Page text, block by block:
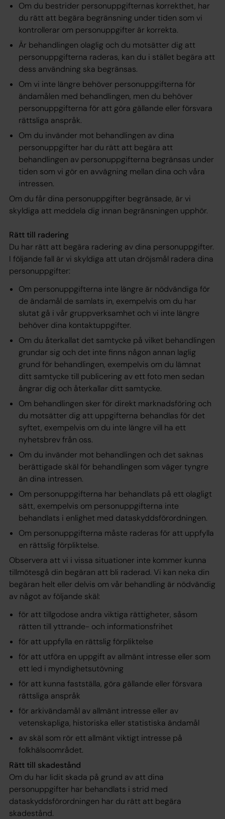
Om du bestrider personuppgifternas korrekthet, har
du rätt att begära begränsning under tiden som vi
kontrollerar om personuppgifter är korrekta.
Är behandlingen olaglig och du motsätter dig att
personuppgifterna raderas, kan du i stället begära att
dess användning ska begränsas.
Om vi inte längre behöver personuppgifterna för
ändamålen med behandlingen, men du behöver
personuppgifterna för att göra gällande eller försvara
rättsliga anspråk.
Om du invänder mot behandlingen av dina
personuppgifter har du rätt att begära att
behandlingen av personuppgifterna begränsas under
tiden som vi gör en avvägning mellan dina och våra
intressen.
Om du får dina personuppgifter begränsade, är vi
skyldiga att meddela dig innan begränsningen upphör.
Rätt till radering
Du har rätt att begära radering av dina personuppgifter.
I följande fall är vi skyldiga att utan dröjsmål radera dina
personuppgifter:
Om personuppgifterna inte längre är nödvändiga för
de ändamål de samlats in, exempelvis om du har
slutat gå i vår gruppverksamhet och vi inte längre
behöver dina kontaktuppgifter.
Om du återkallat det samtycke på vilket behandlingen
grundar sig och det inte finns någon annan laglig
grund för behandlingen, exempelvis om du lämnat
ditt samtycke till publicering av ett foto men sedan
ångrar dig och återkallar ditt samtycke.
Om behandlingen sker för direkt marknadsföring och
du motsätter dig att uppgifterna behandlas för det
syftet, exempelvis om du inte längre vill ha ett
nyhetsbrev från oss.
Om du invänder mot behandlingen och det saknas
berättigade skäl för behandlingen som väger tyngre
än dina intressen.
Om personuppgifterna har behandlats på ett olagligt
sätt, exempelvis om personuppgifterna inte
behandlats i enlighet med dataskyddsförordningen.
Om personuppgifterna måste raderas för att uppfylla
en rättslig förpliktelse.
Observera att vi i vissa situationer inte kommer kunna
tillmötesgå din begäran att bli raderad. Vi kan neka din
begäran helt eller delvis om vår behandling är nödvändig
av något av följande skäl:
för att tillgodose andra viktiga rättigheter, såsom
rätten till yttrande- och informationsfrihet
för att uppfylla en rättslig förpliktelse
för att utföra en uppgift av allmänt intresse eller som
ett led i myndighetsutövning
för att kunna fastställa, göra gällande eller försvara
rättsliga anspråk
för arkivändamål av allmänt intresse eller av
vetenskapliga, historiska eller statistiska ändamål
av skäl som rör ett allmänt viktigt intresse på
folkhälsoområdet.
Rätt till skadestånd
Om du har lidit skada på grund av att dina
personuppgifter har behandlats i strid med
dataskyddsförordningen har du rätt att begära
skadestånd.